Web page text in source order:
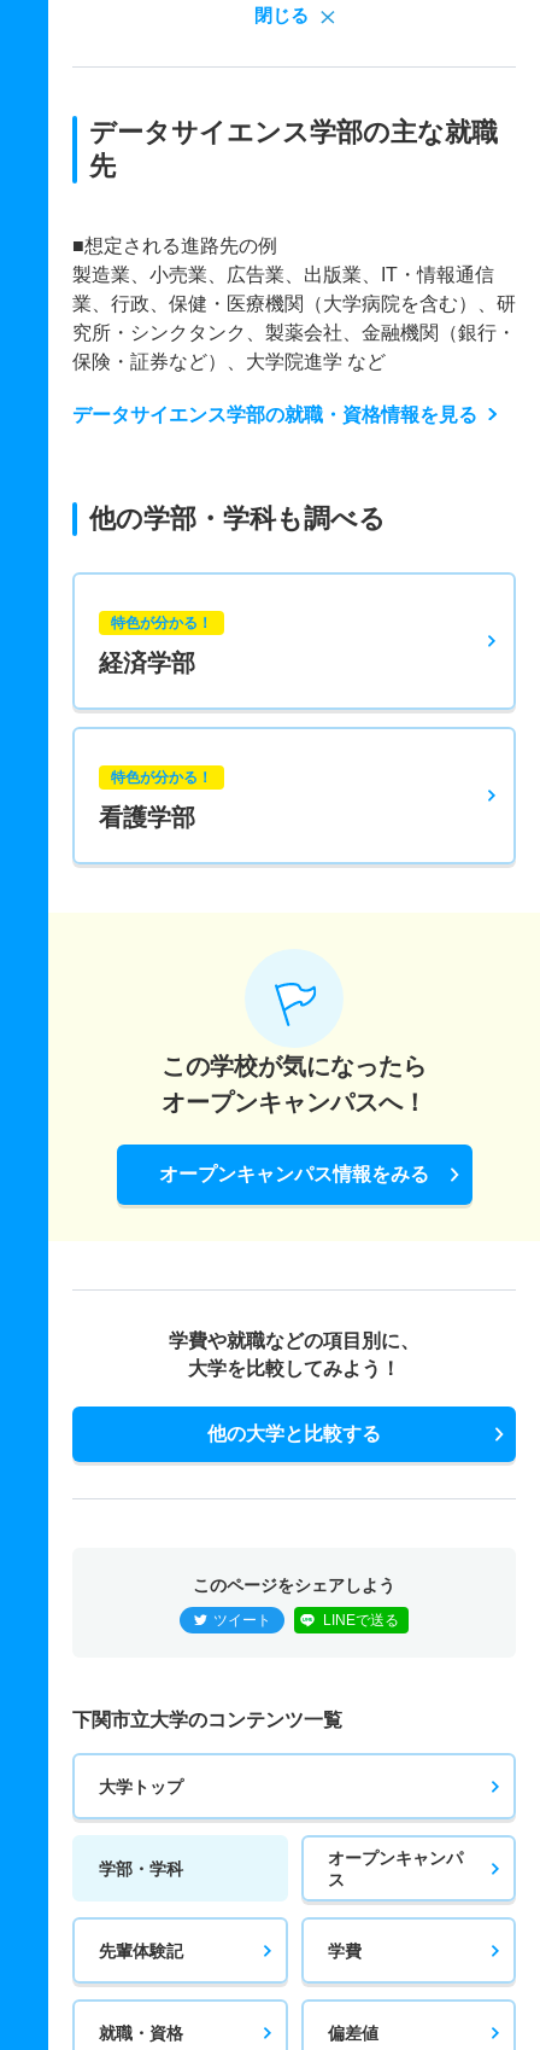
閉じる
データサイエンス学部の主な就職
先
■想定される進路先の例
製造業、小売業、広告業、出版業、IT・情報通信
業、行政、保健・医療機関（大学病院を含む）、研
究所・シンクタンク、製薬会社、金融機関（銀行・
保険・証券など）、大学院進学 など
データサイエンス学部の就職・資格情報を見る
他の学部・学科も調べる
特色が分かる！
経済学部
特色が分かる！
看護学部
この学校が気になったら
オープンキャンパスへ！
オープンキャンパス情報をみる
学費や就職などの項目別に、
大学を比較してみよう！
他の大学と比較する
このページをシェアしよう
ツイート LINEで送る
下関市立大学のコンテンツ一覧
大学トップ
学部・学科
オープンキャンパ
ス
先輩体験記 学費
就職・資格 偏差値